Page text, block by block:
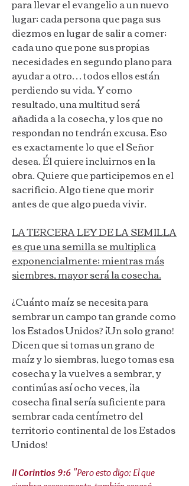
para llevar el evangelio a un nuevo
lugar; cada persona que paga sus
diezmos en lugar de salir a comer;
cada uno que pone sus propias
necesidades en segundo plano para
ayudar a otro… todos ellos están
perdiendo su vida. Y como
resultado, una multitud será
añadida a la cosecha, y los que no
respondan no tendrán excusa. Eso
es exactamente lo que el Señor
desea. Él quiere incluirnos en la
obra. Quiere que participemos en el
sacrificio. Algo tiene que morir
antes de que algo pueda vivir.
LA TERCERA LEY DE LA SEMILLA
es que una semilla se multiplica
exponencialmente; mientras más
siembres, mayor será la cosecha.
¿Cuánto maíz se necesita para
sembrar un campo tan grande como
los Estados Unidos? ¡Un solo grano!
Dicen que si tomas un grano de
maíz y lo siembras, luego tomas esa
cosecha y la vuelves a sembrar, y
continúas así ocho veces, ¡la
cosecha final sería suficiente para
sembrar cada centímetro del
territorio continental de los Estados
Unidos!
II Corintios 9:6 "Pero esto digo: El que